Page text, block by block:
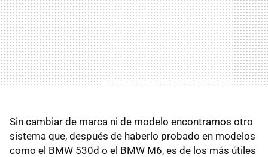
Sin cambiar de marca ni de modelo encontramos otro
sistema que, después de haberlo probado en modelos
como el BMW 530d o el BMW M6, es de los más útiles